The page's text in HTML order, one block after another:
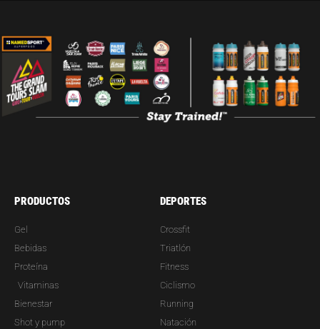
PRODUCTOS
Gel
Bebidas
Proteína
Vitaminas
Bienestar
Shot y pump
DEPORTES
Crossfit
Triatlón
Fitness
Ciclismo
Running
Natación